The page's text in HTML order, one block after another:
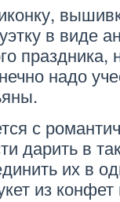
в виде
надо
с
дарить в
их в
из